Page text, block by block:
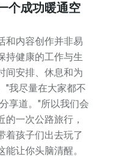
个成功暖通空
和内容创作并非易
持健康的工作与生
间安排、休息和为
"我尽量在大家都不
享道。"所以我们会
的一次公路旅行，
着孩子们出去玩了
让你头脑清醒。